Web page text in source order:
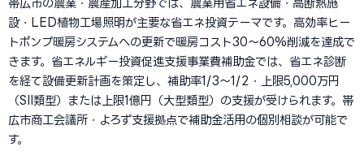
帯広市の農業・農産加工分野では、農業用省エネ設備・高断熱施
設・LED植物工場照明が主要な省エネ投資テーマです。高効率ヒー
トポンプ暖房システムへの更新で暖房コスト30〜60%削減を達成で
きます。省エネルギー投資促進支援事業費補助金では、省エネ診断
を経て設備更新計画を策定し、補助率1/3〜1/2・上限5,000万円
（SII類型）または上限1億円（大型類型）の支援が受けられます。帯
広市商工会議所・よろず支援拠点で補助金活用の個別相談が可能で
す。